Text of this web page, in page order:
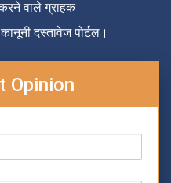
वाले ग्राहक
दस्तावेज पोर्टल।
Opinion